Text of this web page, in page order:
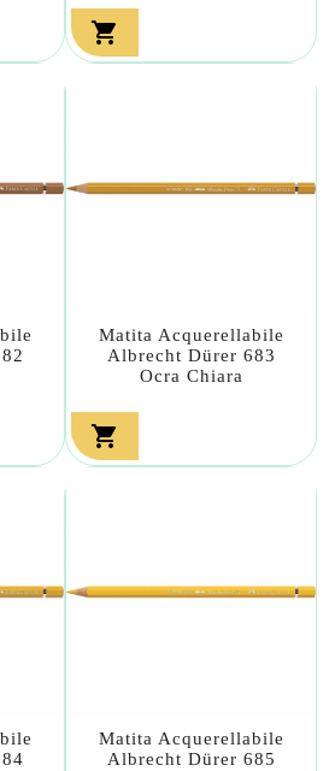

Matita Acquerellabile
Albrecht Dürer 683
Ocra Chiara

Matita Acquerellabile
Albrecht Dürer 685